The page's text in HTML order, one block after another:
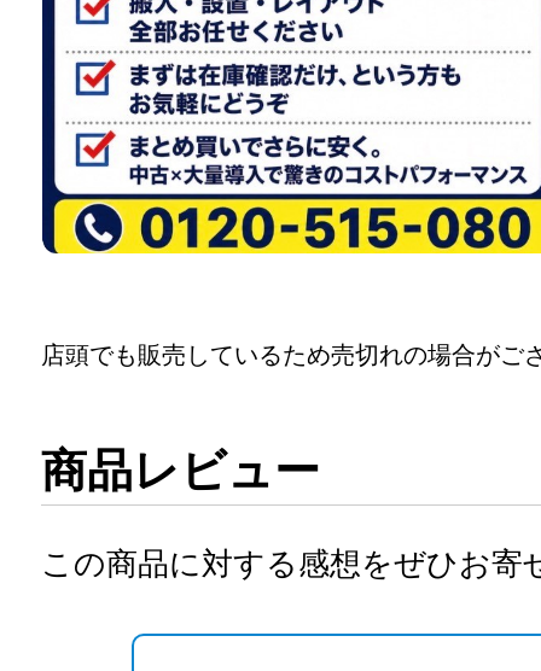
店頭でも販売しているため売切れの場合がご
商品レビュー
この商品に対する感想をぜひお寄